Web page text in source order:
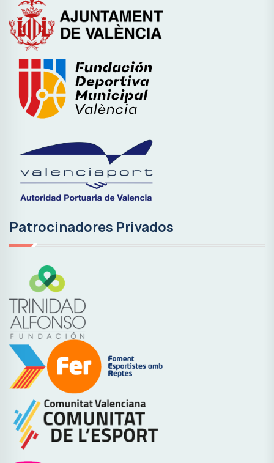
Patrocinadores Privados